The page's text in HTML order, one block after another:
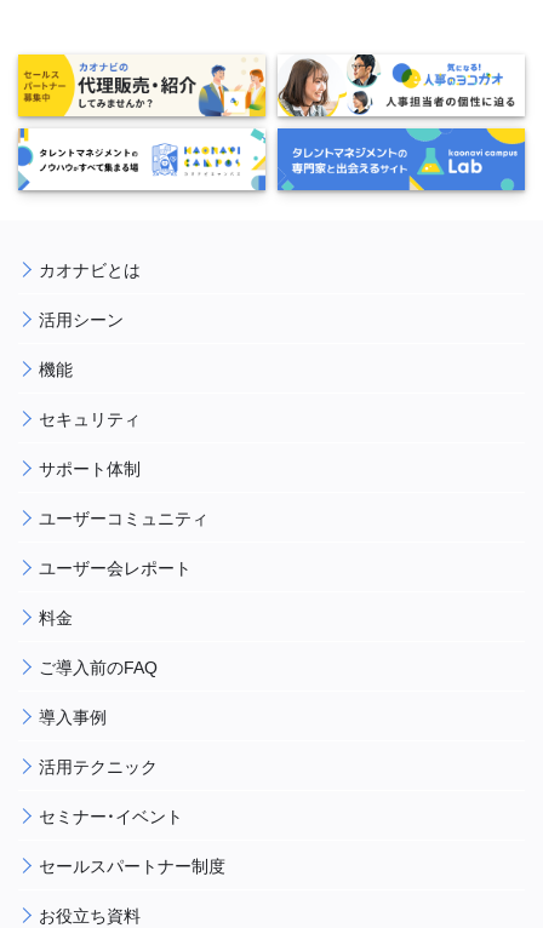
カオナビとは
活用シーン
機能
セキュリティ
サポート体制
ユーザーコミュニティ
ユーザー会レポート
料金
ご導入前のFAQ
導入事例
活用テクニック
セミナー・イベント
セールスパートナー制度
お役立ち資料